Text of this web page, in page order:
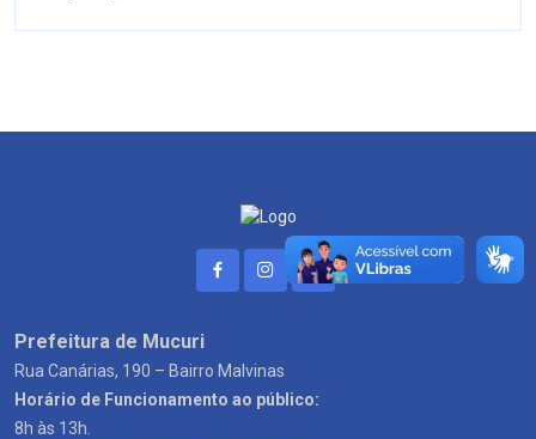
Prefeitura de Mucuri
Rua Canárias, 190 – Bairro Malvinas
Horário de Funcionamento ao público:
8h às 13h.